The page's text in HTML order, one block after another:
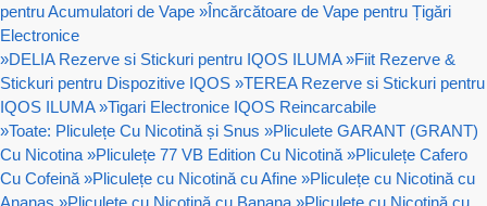
pentru Acumulatori de Vape »Încărcătoare de Vape pentru Țigări
Electronice
»DELIA Rezerve si Stickuri pentru IQOS ILUMA »Fiit Rezerve &
Stickuri pentru Dispozitive IQOS »TEREA Rezerve si Stickuri pentru
IQOS ILUMA »Tigari Electronice IQOS Reincarcabile
»Toate: Pliculețe Cu Nicotină și Snus »Pliculete GARANT (GRANT)
Cu Nicotina »Pliculețe 77 VB Edition Cu Nicotină »Pliculețe Cafero
Cu Cofeină »Pliculețe cu Nicotină cu Afine »Pliculețe cu Nicotină cu
Ananas »Pliculețe cu Nicotină cu Banana »Pliculețe cu Nicotină cu